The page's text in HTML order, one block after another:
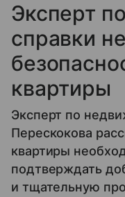
Эксперт
справки
квартиры
Эксперт по
Перескокова
квартиры
подтверждать
и тщательную